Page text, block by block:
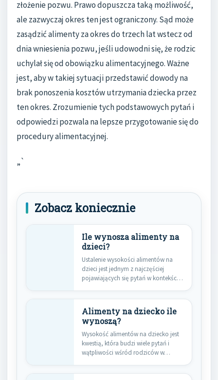
złożenie pozwu. Prawo dopuszcza taką możliwość,
ale zazwyczaj okres ten jest ograniczony. Sąd może
zasądzić alimenty za okres do trzech lat wstecz od
dnia wniesienia pozwu, jeśli udowodni się, że rodzic
uchylał się od obowiązku alimentacyjnego. Ważne
jest, aby w takiej sytuacji przedstawić dowody na
brak ponoszenia kosztów utrzymania dziecka przez
ten okres. Zrozumienie tych podstawowych pytań i
odpowiedzi pozwala na lepsze przygotowanie się do
procedury alimentacyjnej.
„`
Zobacz koniecznie
Ile wynosza alimenty na
dzieci?
Ustalenie wysokości alimentów na
dzieci jest jednym z najczęściej
pojawiających się pytań w kontekście
Alimenty na dziecko ile
wynoszą?
Wysokość alimentów na dziecko jest
kwestią, która budzi wiele pytań i
wątpliwości wśród rodziców w…